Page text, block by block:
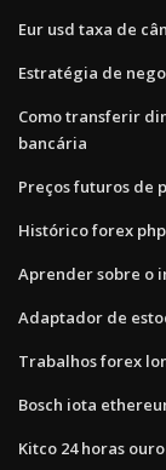
Eur usd taxa de
Estratégia de
Como transferir
bancária
Preços futuros de
Histórico forex
Aprender sobre o
Adaptador de
Trabalhos forex
Bosch iota
Kitco 24 horas ouro